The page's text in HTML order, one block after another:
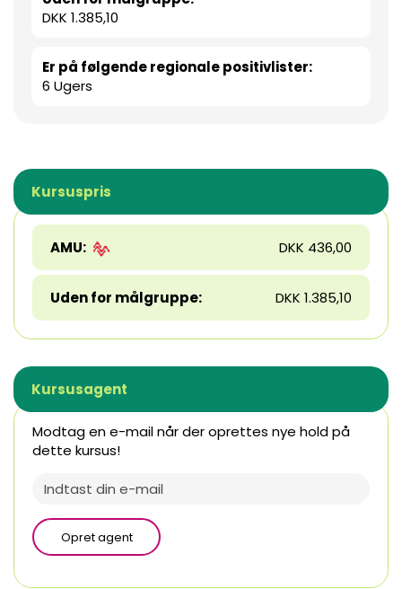
DKK 1.385,10
Er på følgende regionale positivlister:
6 Ugers
Kursuspris
AMU: DKK 436,00
Uden for målgruppe: DKK 1.385,10
Kursusagent
Modtag en e-mail når der oprettes nye hold på
dette kursus!
Opret agent